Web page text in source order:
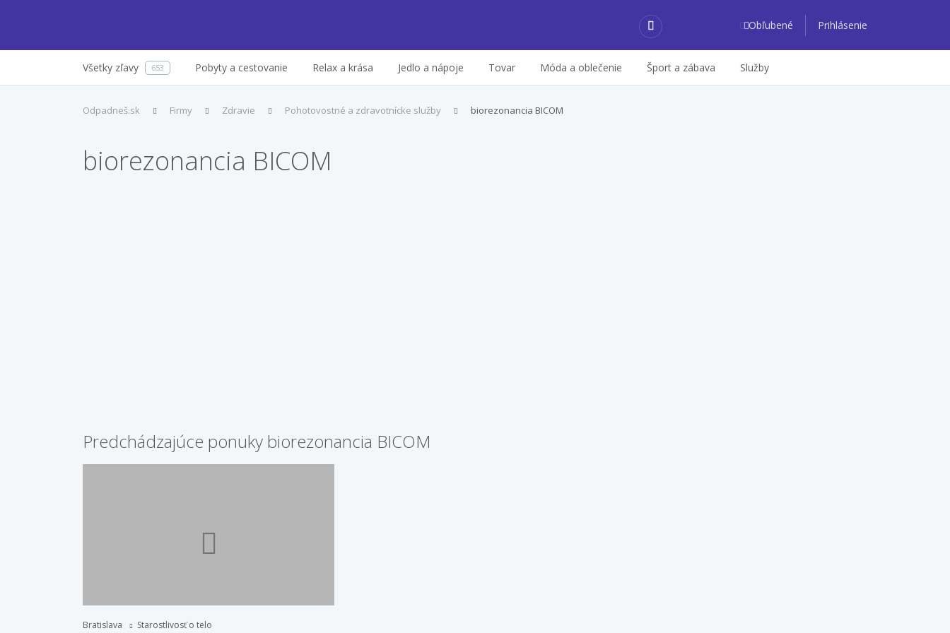
Obľubené Prihlásenie
Všetky zľavy 653 Pobyty a cestovanie Relax a krása Jedlo a nápoje Tovar Móda a oblečenie Šport a zábava Služby
Odpadneš.sk Firmy Zdravie Pohotovostné a zdravotnícke služby biorezonancia BICOM
biorezonancia BICOM
Predchádzajúce ponuky biorezonancia BICOM
Bratislava Starostlivosť o telo